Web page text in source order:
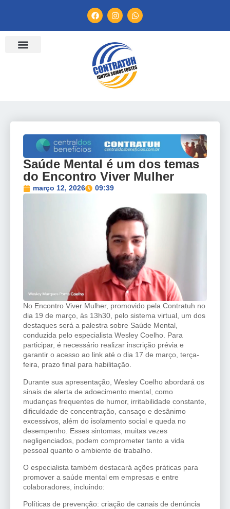
Saúde Mental é um dos temas
do Encontro Viver Mulher
março 12, 2026 09:39
No Encontro Viver Mulher, promovido pela Contratuh no
dia 19 de março, às 13h30, pelo sistema virtual, um dos
destaques será a palestra sobre Saúde Mental,
conduzida pelo especialista Wesley Coelho. Para
participar, é necessário realizar inscrição prévia e
garantir o acesso ao link até o dia 17 de março, terça-
feira, prazo final para habilitação.
Durante sua apresentação, Wesley Coelho abordará os
sinais de alerta de adoecimento mental, como
mudanças frequentes de humor, irritabilidade constante,
dificuldade de concentração, cansaço e desânimo
excessivos, além do isolamento social e queda no
desempenho. Esses sintomas, muitas vezes
negligenciados, podem comprometer tanto a vida
pessoal quanto o ambiente de trabalho.
O especialista também destacará ações práticas para
promover a saúde mental em empresas e entre
colaboradores, incluindo:
Políticas de prevenção: criação de canais de denúncia